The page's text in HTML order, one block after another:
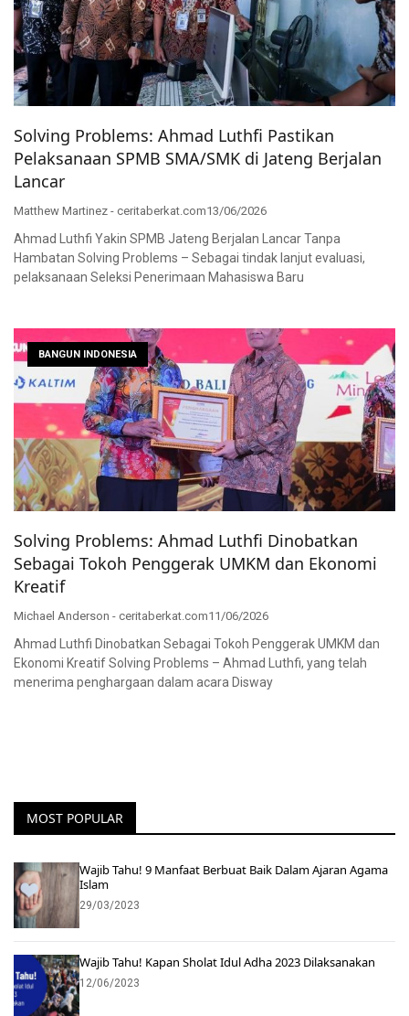
Solving Problems: Ahmad Luthfi Pastikan
Pelaksanaan SPMB SMA/SMK di Jateng Berjalan
Lancar
Matthew Martinez - ceritaberkat.com13/06/2026
Ahmad Luthfi Yakin SPMB Jateng Berjalan Lancar Tanpa
Hambatan Solving Problems – Sebagai tindak lanjut evaluasi,
pelaksanaan Seleksi Penerimaan Mahasiswa Baru
BANGUN INDONESIA
Solving Problems: Ahmad Luthfi Dinobatkan
Sebagai Tokoh Penggerak UMKM dan Ekonomi
Kreatif
Michael Anderson - ceritaberkat.com11/06/2026
Ahmad Luthfi Dinobatkan Sebagai Tokoh Penggerak UMKM dan
Ekonomi Kreatif Solving Problems – Ahmad Luthfi, yang telah
menerima penghargaan dalam acara Disway
MOST POPULAR
Wajib Tahu! 9 Manfaat Berbuat Baik Dalam Ajaran Agama
Islam
29/03/2023
Wajib Tahu! Kapan Sholat Idul Adha 2023 Dilaksanakan
12/06/2023